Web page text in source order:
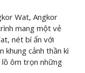
Wat, Angkor
mang một vẻ
nét bí ẩn với
khung cảnh thần kì
lồ ôm trọn những